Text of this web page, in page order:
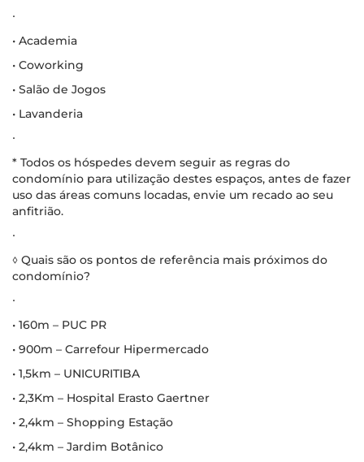
∙
• Academia
• Coworking
• Salão de Jogos
• Lavanderia
∙
* Todos os hóspedes devem seguir as regras do
condomínio para utilização destes espaços, antes de fazer
uso das áreas comuns locadas, envie um recado ao seu
anfitrião.
∙
◊ Quais são os pontos de referência mais próximos do
condomínio?
∙
• 160m – PUC PR
• 900m – Carrefour Hipermercado
• 1,5km – UNICURITIBA
• 2,3Km – Hospital Erasto Gaertner
• 2,4km – Shopping Estação
• 2,4km – Jardim Botânico